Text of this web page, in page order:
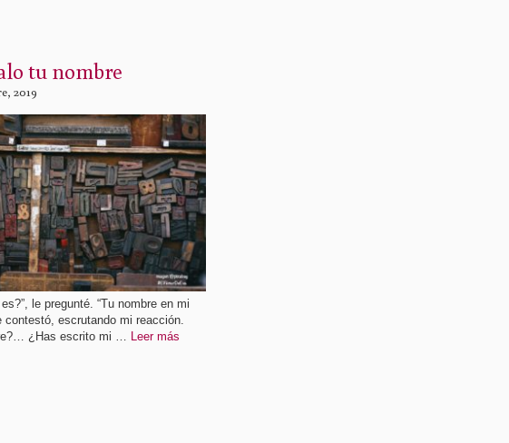
tu nombre
2019
le pregunté. “Tu nombre en mi
contestó, escrutando mi reacción.
¿Has escrito mi … Leer más